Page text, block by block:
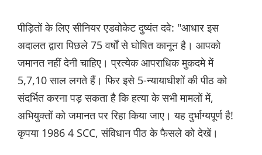
पीड़ितों के लिए सीनियर एडवोकेट दुष्यंत दवे: "आधार इस
अदालत द्वारा पिछले 75 वर्षों से घोषित कानून है। आपको
जमानत नहीं देनी चाहिए। प्रत्येक आपराधिक मुकदमे में
5,7,10 साल लगते हैं। फिर इसे 5-न्यायाधीशों की पीठ को
संदर्भित करना पड़ सकता है कि हत्या के सभी मामलों में,
अभियुक्तों को जमानत पर रिहा किया जाए। यह दुर्भाग्यपूर्ण है!
कृपया 1986 4 SCC, संविधान पीठ के फैसले को देखें।